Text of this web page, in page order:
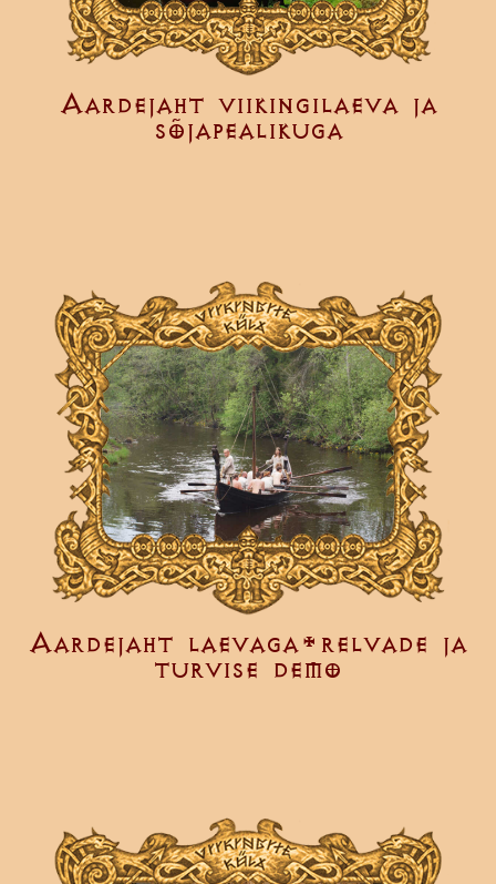
Aardejaht viikingilaeva ja
sõjapealikuga
Aardejaht laevaga+relvade ja
turvise demo